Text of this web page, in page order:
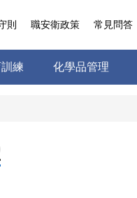
練 化學品管理
則 職安衛政策 常見問答